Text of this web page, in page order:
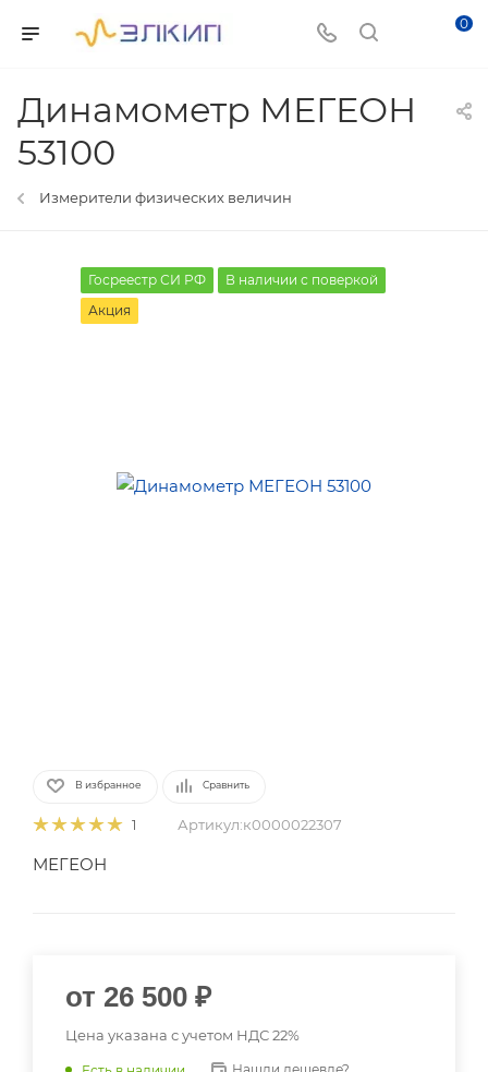
0
Динамометр МЕГЕОН
53100
Измерители физических величин
Госреестр СИ РФ
В наличии с поверкой
Акция
В избранное Сравнить
1 Артикул:к0000022307
МЕГЕОН
от 26 500 ₽
Цена указана с учетом НДС 22%